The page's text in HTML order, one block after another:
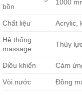
bồn
1000
Chất liệu Acrylic,
Hệ thống
massage
Thủy
Điều khiển Cảm
Vòi nước Đồng